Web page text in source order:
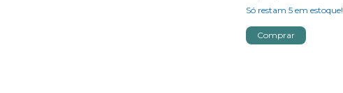
Só restam5 em estoque!